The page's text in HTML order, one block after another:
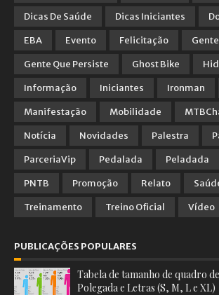
Dicas De Saúde
Dicas Iniciantes
EBA
Evento Felicitação
Gente Que Persiste
Ghost Bike
Informação
Iniciantes Ironman
Manifestação
Mobilidade
Notícia
Novidades Palestra
ParceriaVip
Pedalada Peladada
PNTB
Promoção Relato
Treinamento
Treino Oficial Vídeo
PUBLICAÇÕES POPULARES
Tabela de tamanho de quadro
Polegada e Letras (S, M, L e XL)